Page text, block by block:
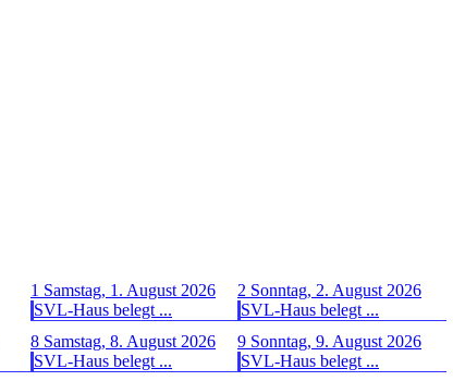
1 Samstag, 1. August 2026
SVL-Haus belegt ...
2 Sonntag, 2. August 2026
SVL-Haus belegt ...
8 Samstag, 8. August 2026
SVL-Haus belegt ...
9 Sonntag, 9. August 2026
SVL-Haus belegt ...